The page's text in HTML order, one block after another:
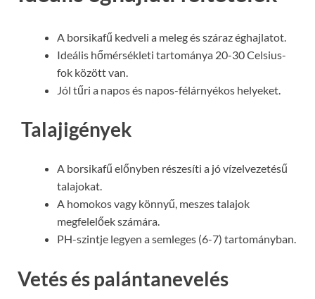
A borsikafű kedveli a meleg és száraz éghajlatot.
Ideális hőmérsékleti tartománya 20-30 Celsius-
fok között van.
Jól tűri a napos és napos-félárnyékos helyeket.
Talajigények
A borsikafű előnyben részesíti a jó vízelvezetésű
talajokat.
A homokos vagy könnyű, meszes talajok
megfelelőek számára.
PH-szintje legyen a semleges (6-7) tartományban.
Vetés és palántanevelés